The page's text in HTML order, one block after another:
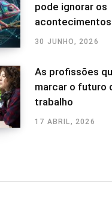
pode ignorar os
30 JUNHO, 2026
As profissões
marcar o futuro
trabalho
17 ABRIL, 2026